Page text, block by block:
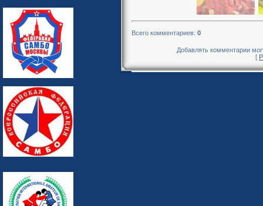
Всего комментариев: 0
Добавлять комментарии
[